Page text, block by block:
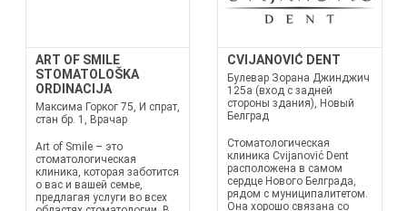
ART OF SMILE
STOMATOLOŠKA
ORDINACIJA
Максима Горког 75, И спрат,
стан бр. 1, Врачар
Art of Smile – это
стоматологическая
клиника, которая заботится
о вас и вашей семье,
предлагая услуги во всех
CVIJANOVIĆ DENT
Булевар Зорана Джинджич
125а (вход с задней
стороны здания), Новый
Белград
Стоматологическая
клиника Cvijanović Dent
расположена в самом
сердце Нового Белграда,
рядом с муниципалитетом.
Она хорошо связана со